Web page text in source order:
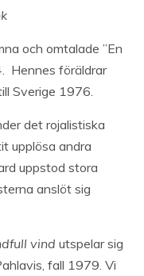
och omtalade ”En
Hennes föräldrar
Sverige 1976.
det rojalistiska
upplösa andra
uppstod stora
anslöt sig
vind utspelar sig
fall 1979. Vi